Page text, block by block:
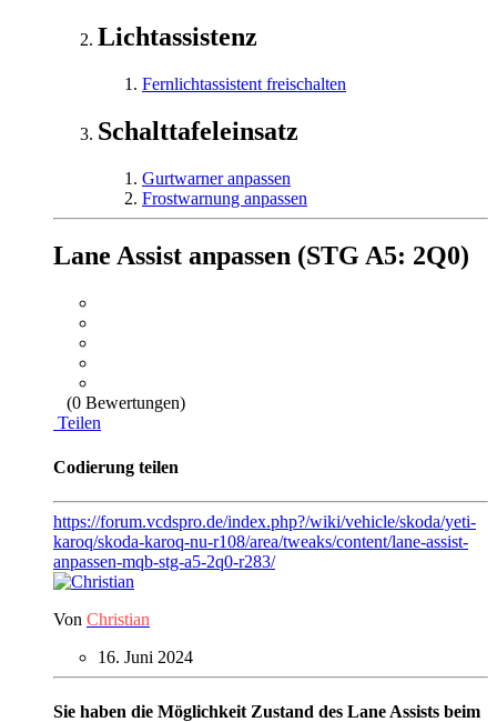
Lichtassistenz
Fernlichtassistent freischalten
Schalttafeleinsatz
Gurtwarner anpassen
Frostwarnung anpassen
Lane Assist anpassen (STG A5: 2Q0)
(0 Bewertungen)
Teilen
Codierung teilen
https://forum.vcdspro.de/index.php?/wiki/vehicle/skoda/yeti-
karoq/skoda-karoq-nu-r108/area/tweaks/content/lane-assist-
anpassen-mqb-stg-a5-2q0-r283/
Von Christian
16. Juni 2024
Sie haben die Möglichkeit Zustand des Lane Assists beim